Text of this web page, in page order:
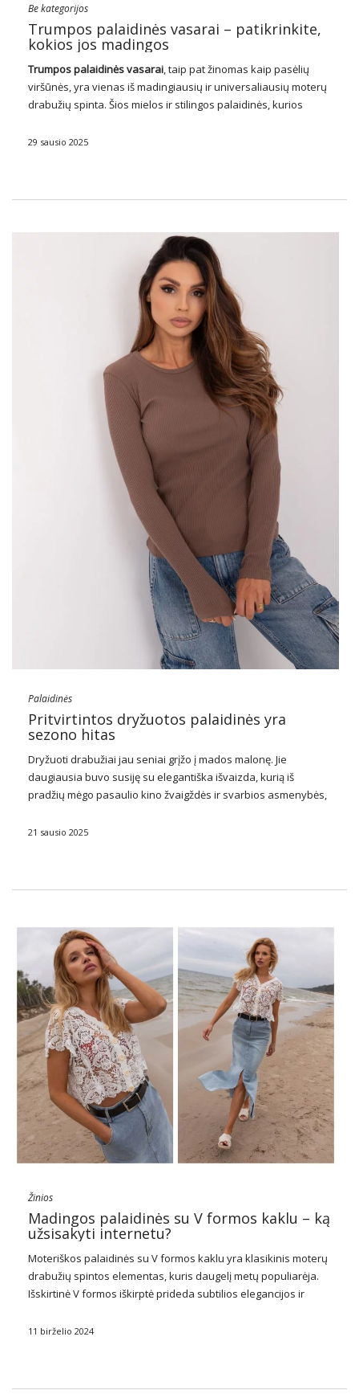
Be kategorijos
Trumpos palaidinės vasarai – patikrinkite,
kokios jos madingos
Trumpospalaidinėsvasarai, taip pat žinomas kaip pasėlių
viršūnės, yra vienas iš madingiausių ir universaliausių moterų
drabužių spinta. Šios mielos ir stilingos palaidinės, kurios
kasdienių iki elegantiškesnių! Crop viršūnės laimėjo
29 sausio 2025
Palaidinės
Pritvirtintos dryžuotos palaidinės yra
sezono hitas
Dryžuoti drabužiai jau seniai grįžo į mados malonę. Jie
daugiausia buvo susiję su elegantiška išvaizda, kurią iš
pradžių mėgo pasaulio kino žvaigždės ir svarbios asmenybės,
naudojamas tiek vyrų, tiek moterų madoje. Internetinėse ir
21 sausio 2025
Žinios
Madingos palaidinės su V formos kaklu – ką
užsisakyti internetu?
Moteriškos palaidinės su V formos kaklu yra klasikinis moterų
drabužių spintos elementas, kuris daugelį metų populiarėja.
Išskirtinė V formos iškirptė prideda subtilios elegancijos ir
progoms. Šios
11 birželio 2024